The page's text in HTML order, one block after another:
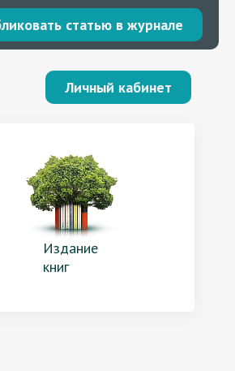
статью в журнале
Личный кабинет
Издание
книг